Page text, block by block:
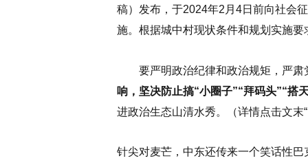
稿）发布，于2024年2月4日前向社会
施。根据城中村现状条件和规划实施
要严明政治纪律和政治规矩，严肃
响，坚决防止搞“小圈子”“拜码头”“搭
进政治生态山清水秀。
（详情点击文末
针尖对麦芒，中东还传来一个笑话性